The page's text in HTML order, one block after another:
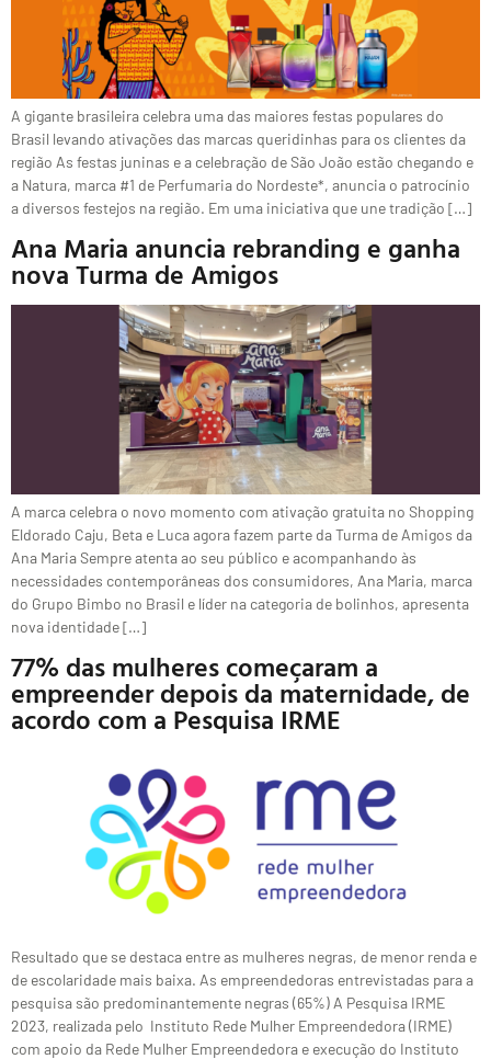
A gigante brasileira celebra uma das maiores festas populares do
Brasil levando ativações das marcas queridinhas para os clientes da
região As festas juninas e a celebração de São João estão chegando e
a Natura, marca #1 de Perfumaria do Nordeste*, anuncia o patrocínio
a diversos festejos na região. Em uma iniciativa que une tradição […]
Ana Maria anuncia rebranding e ganha
nova Turma de Amigos
A marca celebra o novo momento com ativação gratuita no Shopping
Eldorado Caju, Beta e Luca agora fazem parte da Turma de Amigos da
Ana Maria Sempre atenta ao seu público e acompanhando às
necessidades contemporâneas dos consumidores, Ana Maria, marca
do Grupo Bimbo no Brasil e líder na categoria de bolinhos, apresenta
nova identidade […]
77% das mulheres começaram a
empreender depois da maternidade, de
acordo com a Pesquisa IRME
Resultado que se destaca entre as mulheres negras, de menor renda e
de escolaridade mais baixa. As empreendedoras entrevistadas para a
pesquisa são predominantemente negras (65%) A Pesquisa IRME
2023, realizada pelo Instituto Rede Mulher Empreendedora (IRME)
com apoio da Rede Mulher Empreendedora e execução do Instituto